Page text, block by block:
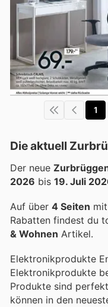
1
Die aktuell
Der neue
2026 bis 19. Juli
Auf über 4 Seiten
Rabatten findest du
& Wohnen Artikel.
Elektronikprodukte
Elektronikprodukte
Produkte sind
können in den